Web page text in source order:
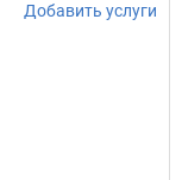
Добавить услуги